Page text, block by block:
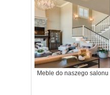
Meble do naszego salonu